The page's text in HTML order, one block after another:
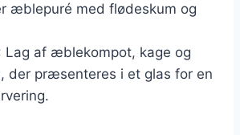
æblepuré med flødeskum og
Lag af æblekompot, kage og
der præsenteres i et glas for en